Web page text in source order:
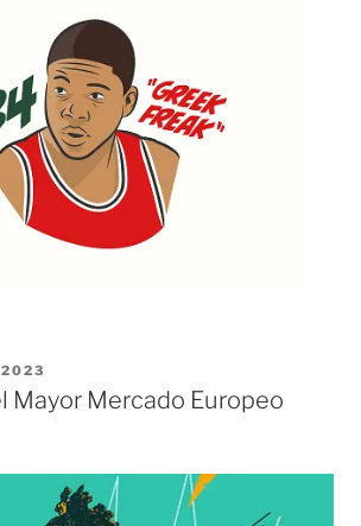
2023
Mayor Mercado Europeo